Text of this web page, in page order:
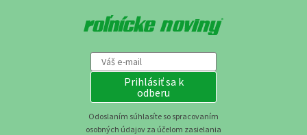
Prihlásiť sa k
odberu
Odoslaním súhlasíte so spracovaním
osobných údajov za účelom zasielania